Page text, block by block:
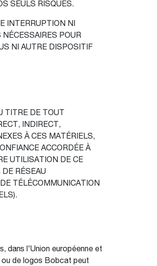
SEULS RISQUES.
INTERRUPTION NI
POUR
NI AUTRE DISPOSITIF
TITRE DE TOUT
INDIRECT,
À CES MATÉRIELS,
ACCORDÉE À
UTILISATION DE CE
RÉSEAU
TÉLÉCOMMUNICATION
dans l'Union européenne et
ou de logos Bobcat peut